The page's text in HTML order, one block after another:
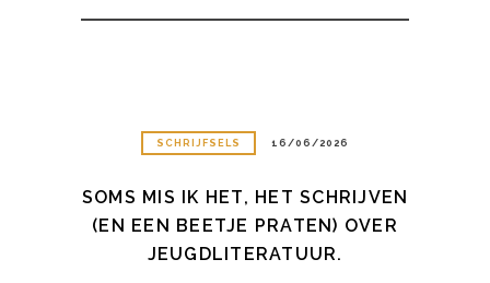
SCHRIJFSELS 16/06/2026
SOMS MIS IK HET, HET SCHRIJVEN
(EN EEN BEETJE PRATEN) OVER
JEUGDLITERATUUR.